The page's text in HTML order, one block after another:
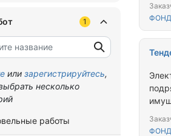
область
область
область
1
или зарегистрируйтесь,
несколько
работы